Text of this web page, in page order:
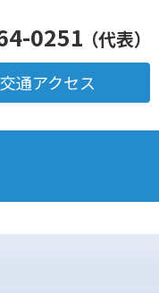
0251 （代表）
交通アクセス